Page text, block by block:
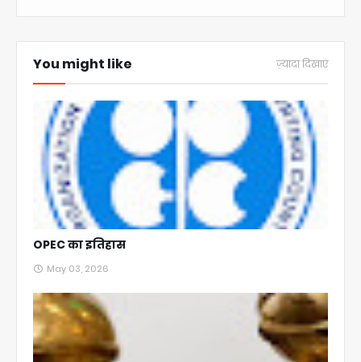
You might like ज़्यादा दिखाएं
OPEC का इतिहास
May 03, 2026